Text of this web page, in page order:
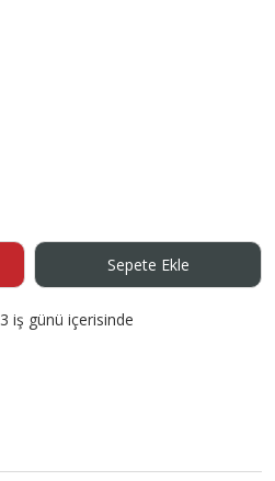
Sepete Ekle
3 iş günü içerisinde